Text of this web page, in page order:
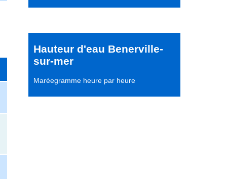
Hauteur d'eau Benerville-
sur-mer
Maréegramme heure par heure